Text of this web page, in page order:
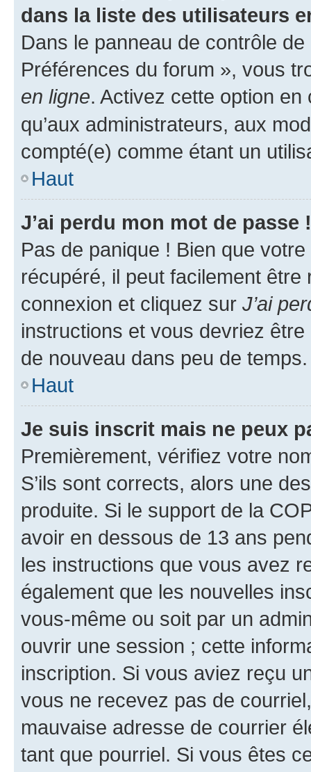
dans la liste des utilisateurs
Dans le panneau de contrôle
Préférences du forum », vous
en ligne. Activez cette option
qu’aux administrateurs, aux
compté(e) comme étant un
Haut
J’ai perdu mon mot de passe !
Pas de panique ! Bien que
récupéré, il peut facilement
connexion et cliquez sur J’ai
instructions et vous devriez
de nouveau dans peu de temps.
Haut
Je suis inscrit mais ne peux
Premièrement, vérifiez votre
S’ils sont corrects, alors une
produite. Si le support de la
avoir en dessous de 13 ans
les instructions que vous avez
également que les nouvelles
vous-même ou soit par un
ouvrir une session ; cette
inscription. Si vous aviez reçu
vous ne recevez pas de
mauvaise adresse de courrier
tant que pourriel. Si vous êtes